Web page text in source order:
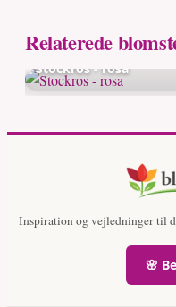
Relaterede
Stockros - rosa
Inspiration og vejledninger til
🌸